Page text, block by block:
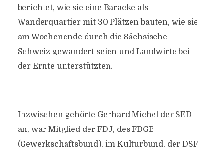
berichtet, wie sie eine Baracke als
Wanderquartier mit 30 Plätzen bauten, wie sie
am Wochenende durch die Sächsische
Schweiz gewandert seien und Landwirte bei
der Ernte unterstützten.
Inzwischen gehörte Gerhard Michel der SED
an, war Mitglied der FDJ, des FDGB
(Gewerkschaftsbund), im Kulturbund, der DSF